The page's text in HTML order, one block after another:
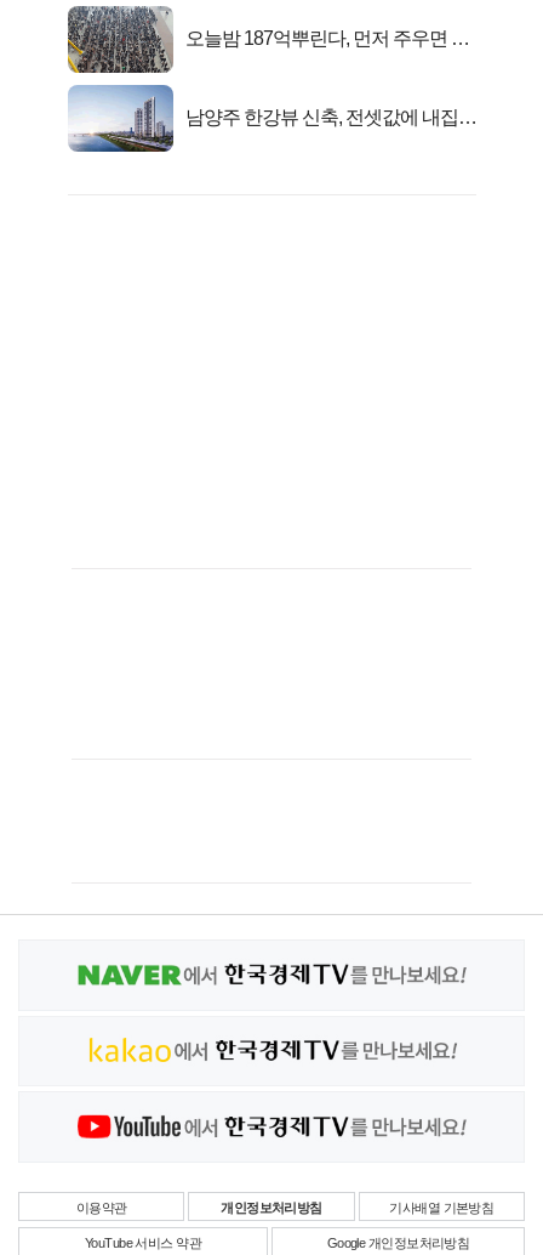
오늘밤 187억뿌린다, 먼저 주우면 최
남양주 한강뷰 신축, 전셋값에 내집마
이용약관 개인정보처리방침 기사배열 기본방침
YouTube 서비스 약관 Google 개인정보처리방침